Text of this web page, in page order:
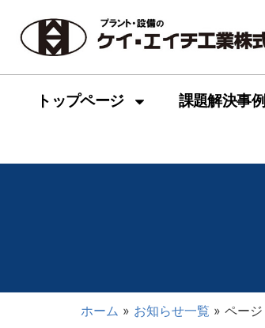
トップページ 課題解決事例
ホーム » お知らせ一覧 » ペー